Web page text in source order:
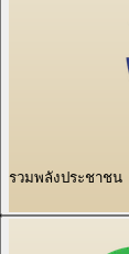
รวมพลังประชาชน